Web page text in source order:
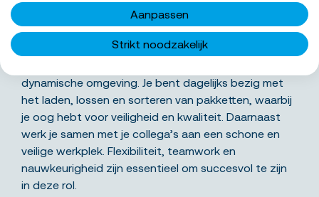
Wat ga je precies doen
Als medewerker GLS magazijn draag je bij aan het
dynamische omgeving. Je bent dagelijks bezig met
het laden, lossen en sorteren van pakketten, waarbij
je oog hebt voor veiligheid en kwaliteit. Daarnaast
werk je samen met je collega’s aan een schone en
veilige werkplek. Flexibiliteit, teamwork en
nauwkeurigheid zijn essentieel om succesvol te zijn
in deze rol.
Aanpassen
Strikt noodzakelijk